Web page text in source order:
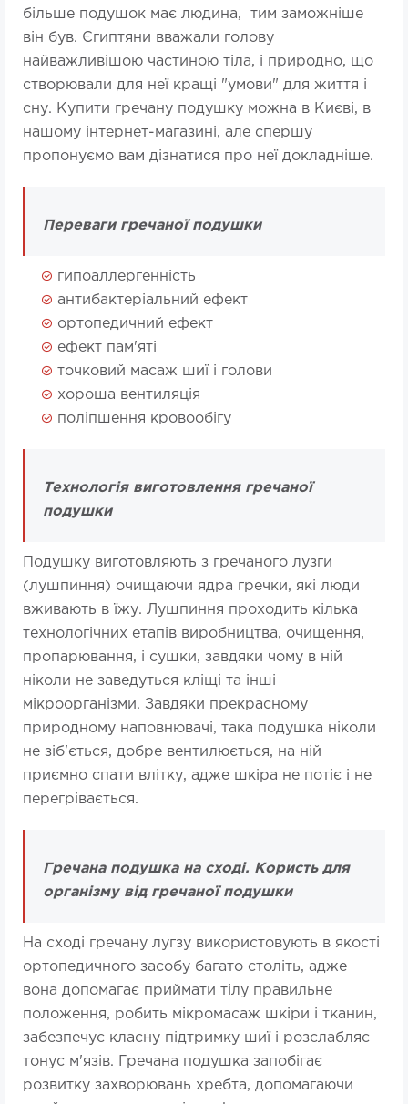
більше подушок має людина, тим заможніше
він був. Єгиптяни вважали голову
найважливішою частиною тіла, і природно, що
створювали для неї кращі "умови" для життя і
сну. Купити гречану подушку можна в Києві, в
нашому інтернет-магазині, але спершу
пропонуємо вам дізнатися про неї докладніше.
Переваги гречаної подушки
гипоаллергенність
антибактеріальний ефект
ортопедичний ефект
ефект пам'яті
точковий масаж шиї і голови
хороша вентиляція
поліпшення кровообігу
Технологія виготовлення гречаної
подушки
Подушку виготовляють з гречаного лузги
(лушпиння) очищаючи ядра гречки, які люди
вживають в їжу. Лушпиння проходить кілька
технологічних етапів виробництва, очищення,
пропарювання, і сушки, завдяки чому в ній
ніколи не заведуться кліщі та інші
мікроорганізми. Завдяки прекрасному
природному наповнювачі, така подушка ніколи
не зіб'ється, добре вентилюється, на ній
приємно спати влітку, адже шкіра не потіє і не
перегрівається.
Гречана подушка на сході. Користь для
організму від гречаної подушки
На сході гречану лугзу використовують в якості
ортопедичного засобу багато століть, адже
вона допомагає приймати тілу правильне
положення, робить мікромасаж шкіри і тканин,
забезпечує класну підтримку шиї і розслабляє
тонус м'язів. Гречана подушка запобігає
розвитку захворювань хребта, допомагаючи